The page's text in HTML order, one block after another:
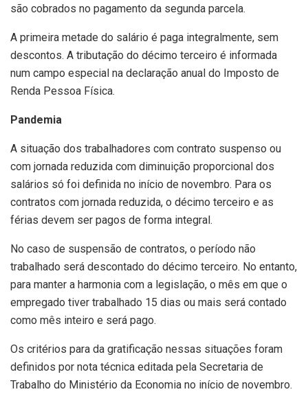
são cobrados no pagamento da segunda parcela.
A primeira metade do salário é paga integralmente, sem
descontos. A tributação do décimo terceiro é informada
num campo especial na declaração anual do Imposto de
Renda Pessoa Física.
Pandemia
A situação dos trabalhadores com contrato suspenso ou
com jornada reduzida com diminuição proporcional dos
salários só foi definida no início de novembro. Para os
contratos com jornada reduzida, o décimo terceiro e as
férias devem ser pagos de forma integral.
No caso de suspensão de contratos, o período não
trabalhado será descontado do décimo terceiro. No entanto,
para manter a harmonia com a legislação, o mês em que o
empregado tiver trabalhado 15 dias ou mais será contado
como mês inteiro e será pago.
Os critérios para da gratificação nessas situações foram
definidos por nota técnica editada pela Secretaria de
Trabalho do Ministério da Economia no início de novembro.